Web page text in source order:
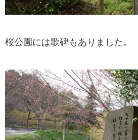
桜公園には歌碑もありました。